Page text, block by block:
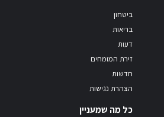
ביטחון
בריאות
דעות
זירת המומחים
חדשות
הצהרת נגישות
כל מה שמעניין